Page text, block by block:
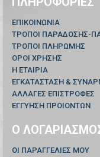
ΕΠΙΚΟΙΝΩΝΊΑ
ΤΡΟΠΟΙ ΠΑΡΑΔΟΣΗΣ-
ΤΡΟΠΟΙ ΠΛΗΡΩΜΗΣ
ΟΡΟΙ ΧΡΗΣΗΣ
Η ΕΤΑΙΡΙΑ
ΕΓΚΑΤΑΣΤΑΣΗ &
ΑΛΛΑΓΕΣ ΕΠΙΣΤΡΟΦΕΣ
ΕΓΓΥΗΣΗ ΠΡΟΙΟΝΤΩΝ
Ο
ΟΙ ΠΑΡΑΓΓΕΛΊΕΣ ΜΟΥ